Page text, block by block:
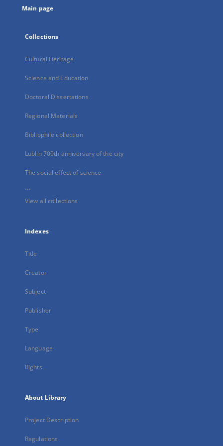
Main page
Collections
Cultural Heritage
Science and Education
Doctoral Dissertations
Regional Materials
Bibliophile collection
Lublin 700th anniversary of the city
The social effect of science
...
View all collections
Indexes
Title
Creator
Subject
Publisher
Type
Language
Rights
About Library
Project Description
Regulations